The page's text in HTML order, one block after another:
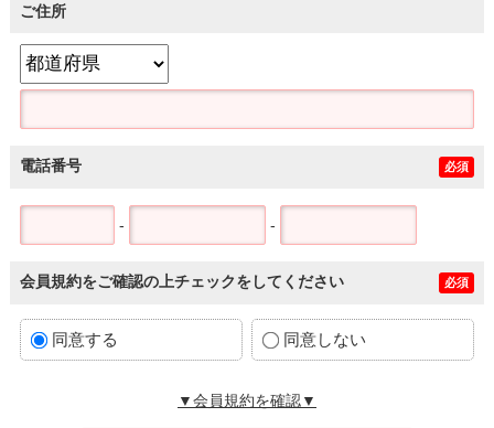
ご住所
電話番号 必須
- -
会員規約をご確認の上チェックをしてください 必須
同意する 同意しない
▼会員規約を確認▼